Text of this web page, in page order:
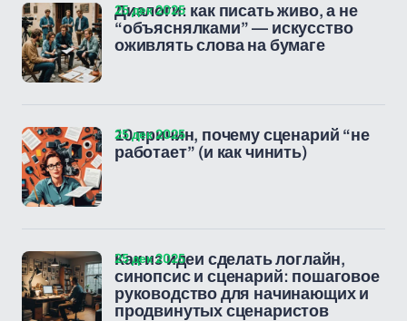
Диалоги: как писать живо, а не
“объяснялками” — искусство
оживлять слова на бумаге
25 дек 2025
10 причин, почему сценарий “не
работает” (и как чинить)
25 дек 2025
Как из идеи сделать логлайн,
синопсис и сценарий: пошаговое
руководство для начинающих и
продвинутых сценаристов
25 дек 2025